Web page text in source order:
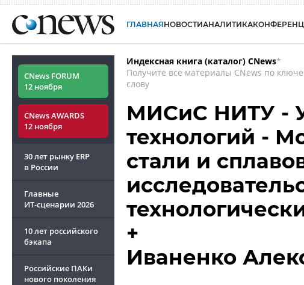
ГЛАВНАЯНОВОСТИАНАЛИТИКА
CNews FORUM
12 ноября
CNews AWARDS
12 ноября
30 лет рынку ERP
в России
Главные
ИТ-сценарии 2026
10 лет российского
бэкапа
Российские ПАКи
нового поколения
Индексная книга (каталог) CNews*
Получите все материалы CNews по
слову
МИСиС НИТУ -
технологий -
стали и
+
Иваненко